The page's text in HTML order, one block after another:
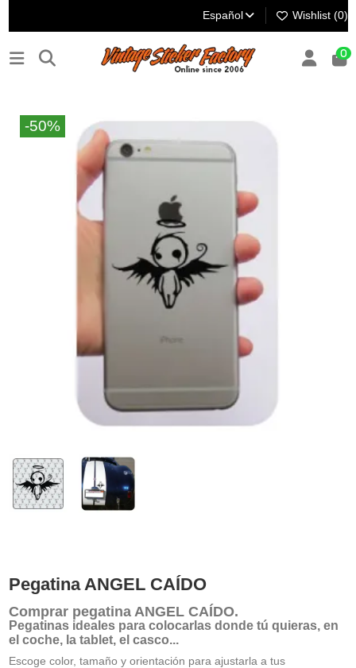
Español Wishlist (0)
0
-50%
Pegatina ANGEL CAÍDO
Comprar pegatina ANGEL CAÍDO.
Pegatinas ideales para colocarlas donde tú quieras, en
el coche, la tablet, el casco...
Escoge color, tamaño y orientación para ajustarla a tus